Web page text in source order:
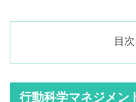
目次
行動科学マネジメン